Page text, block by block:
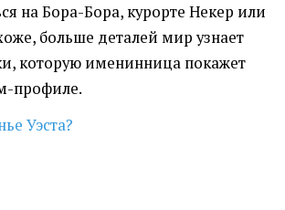
на Бора-Бора, курорте Некер или
больше деталей мир узнает
которую именинница покажет
профиле.
Уэста?